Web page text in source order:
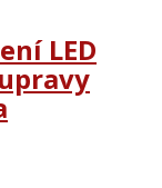
LED